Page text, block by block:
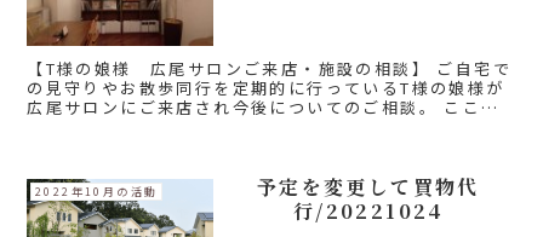
【T様の娘様 広尾サロンご来店・施設の相談】 ご自宅で
の見守りやお散歩同行を定期的に行っているT様の娘様が
広尾サロンにご来店され今後についてのご相談。 ここ数
2022年10月の活動
予定を変更して買物代
行/20221024